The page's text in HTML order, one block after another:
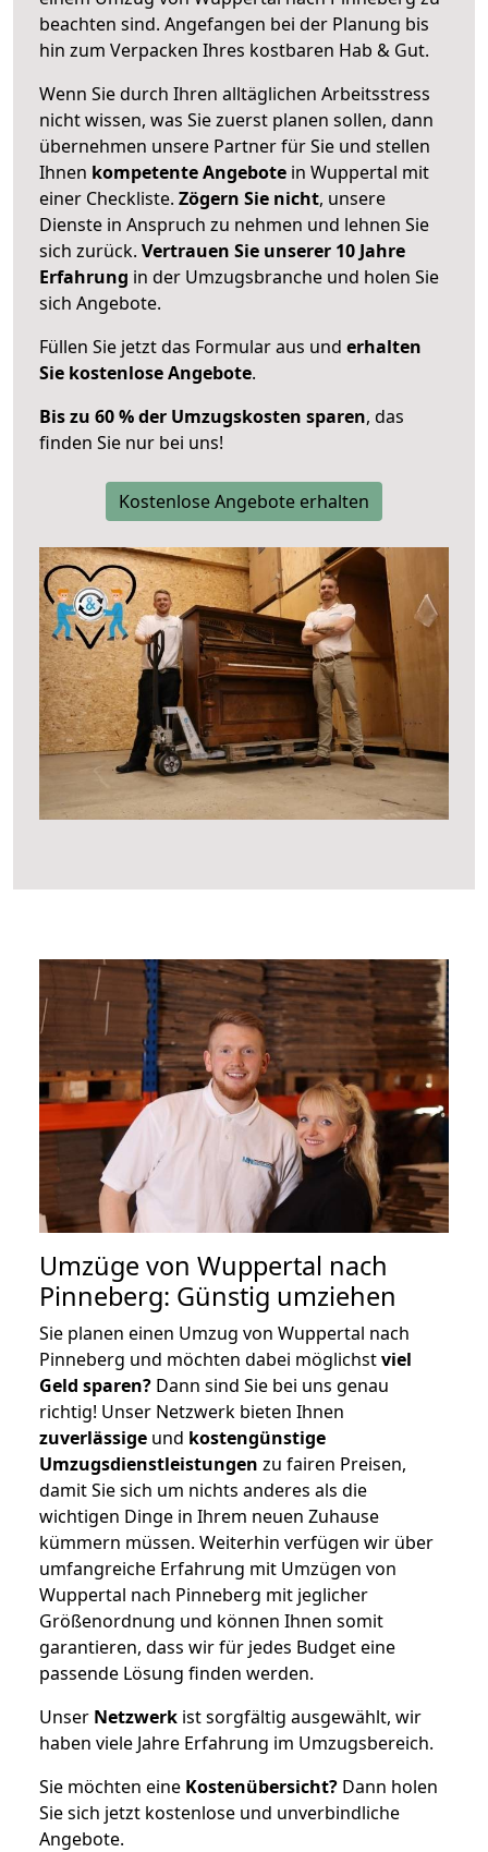
beachten sind. Angefangen bei der Planung bis
hin zum Verpacken Ihres kostbaren Hab & Gut.
Wenn Sie durch Ihren alltäglichen Arbeitsstress
nicht wissen, was Sie zuerst planen sollen, dann
übernehmen unsere Partner für Sie und stellen
Ihnen kompetente Angebote in Wuppertal mit
einer Checkliste. Zögern Sie nicht, unsere
Dienste in Anspruch zu nehmen und lehnen Sie
sich zurück. Vertrauen Sie unserer 10 Jahre
Erfahrung in der Umzugsbranche und holen Sie
sich Angebote.
Füllen Sie jetzt das Formular aus und erhalten
Sie kostenlose Angebote.
Bis zu 60 % der Umzugskosten sparen, das
finden Sie nur bei uns!
Kostenlose Angebote erhalten
Umzüge von Wuppertal nach
Pinneberg: Günstig umziehen
Sie planen einen Umzug von Wuppertal nach
Pinneberg und möchten dabei möglichstviel
Geld sparen? Dann sind Sie bei uns genau
richtig! Unser Netzwerk bieten Ihnen
zuverlässige und kostengünstige
Umzugsdienstleistungen zu fairen Preisen,
damit Sie sich um nichts anderes als die
wichtigen Dinge in Ihrem neuen Zuhause
kümmern müssen. Weiterhin verfügen wir über
umfangreiche Erfahrung mit Umzügen von
Wuppertal nach Pinneberg mit jeglicher
Größenordnung und können Ihnen somit
garantieren, dass wir für jedes Budget eine
passende Lösung finden werden.
Unser Netzwerk ist sorgfältig ausgewählt, wir
haben viele Jahre Erfahrung im Umzugsbereich.
Sie möchten eine Kostenübersicht? Dann holen
Sie sich jetzt kostenlose und unverbindliche
Angebote.